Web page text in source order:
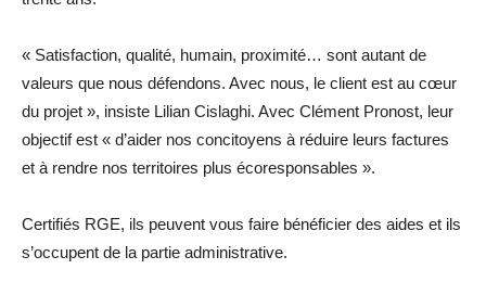
« Satisfaction, qualité, humain, proximité… sont autant de
valeurs que nous défendons. Avec nous, le client est au cœur
du projet », insiste Lilian Cislaghi. Avec Clément Pronost, leur
objectif est « d’aider nos concitoyens à réduire leurs factures
et à rendre nos territoires plus écoresponsables ».
Certifiés RGE, ils peuvent vous faire bénéficier des aides et ils
s’occupent de la partie administrative.